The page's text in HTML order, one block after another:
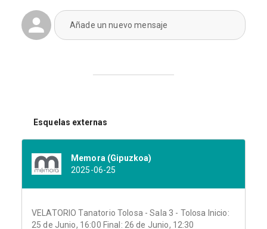
Añade un nuevo mensaje
Esquelas externas
Memora (Gipuzkoa)
2025-06-25
VELATORIO Tanatorio Tolosa - Sala 3 - Tolosa Inicio:
25 de Junio, 16:00 Final: 26 de Junio, 12:30